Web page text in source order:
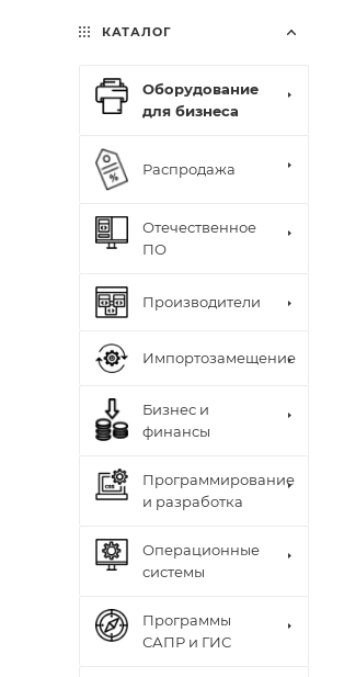
КАТАЛОГ
Оборудование
для бизнеса
Распродажа
Отечественное
ПО
Производители
Импортозамещение
Бизнес и
финансы
Программирование
и разработка
Операционные
системы
Программы
САПР и ГИС